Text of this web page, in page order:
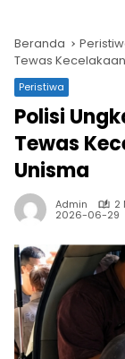
Beranda
Tewas
Peristiwa
Polisi
Tewas
Unisma
Admin 2
2026-06-29